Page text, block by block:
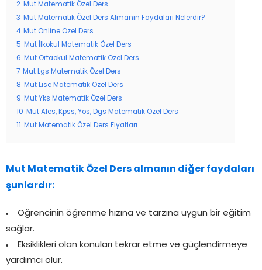
2 Mut Matematik Özel Ders
3
Mut Matematik Özel Ders Almanın Faydaları Nelerdir?
4 Mut Online Özel Ders
5
Mut İlkokul Matematik Özel Ders
6
Mut Ortaokul Matematik Özel Ders
7 Mut Lgs Matematik Özel Ders
8
Mut Lise Matematik Özel Ders
9
Mut Yks Matematik Özel Ders
10
Mut Ales, Kpss, Yös, Dgs Matematik Özel Ders
Mut Matematik Özel Ders Fiyatları
Mut Matematik Özel Ders almanın diğer faydaları
şunlardır:
Öğrencinin öğrenme hızına ve tarzına uygun bir eğitim
sağlar.
Eksiklikleri olan konuları tekrar etme ve güçlendirmeye
yardımcı olur.